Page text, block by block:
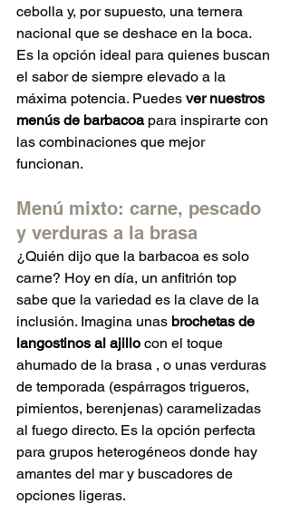
cebolla y, por supuesto, una ternera
nacional que se deshace en la boca.
Es la opción ideal para quienes buscan
el sabor de siempre elevado a la
máxima potencia. Puedes ver nuestros
menús de barbacoa para inspirarte con
las combinaciones que mejor
funcionan.
Menú mixto: carne, pescado
y verduras a la brasa
¿Quién dijo que la barbacoa es solo
carne? Hoy en día, un anfitrión top
sabe que la variedad es la clave de la
inclusión. Imagina unas brochetas de
langostinos al ajillo con el toque
ahumado de la brasa , o unas verduras
de temporada (espárragos trigueros,
pimientos, berenjenas) caramelizadas
al fuego directo. Es la opción perfecta
para grupos heterogéneos donde hay
amantes del mar y buscadores de
opciones ligeras.